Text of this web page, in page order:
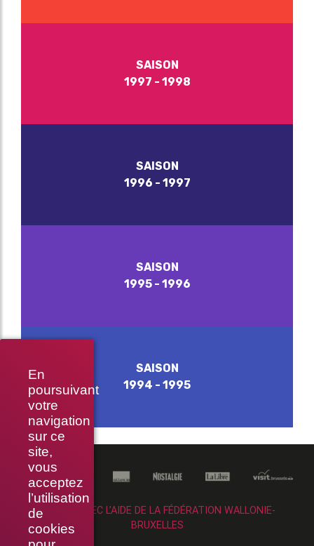
En
poursuivant
votre
navigation
sur ce
site,
vous
acceptez
l’utilisation
de
cookies
SAISON
1997 - 1998
SAISON
1996 - 1997
SAISON
1995 - 1996
SAISON
1994 - 1995
RÉALISÉ AVEC L’AIDE DE LA FÉDÉRATION WALLONIE-
BRUXELLES